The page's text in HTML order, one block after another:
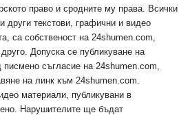
право и сродните му права. Всички
други текстови, графични и видео
са собственост на 24shumen.com,
Допуска се публикуване на
съгласие на 24shumen.com,
на линк към 24shumen.com.
материали, публикувани в
Нарушителите ще бъдат